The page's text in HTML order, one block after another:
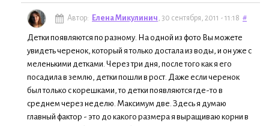
Автор: Елена Микулинич, 30 сентября, 2011 - 11:18 #
Детки появляются по разному. На одной из фото Вы можете
увидеть черенок, который я только достала из воды, и он уже с
меленькими детками. Через три дня, после того как я его
посадила в землю, детки пошли в рост. Даже если черенок
был только с корешками, то детки появляются где-то в
среднем через неделю. Максимум две. Здесь я думаю
главный фактор - это до какого размера я выращиваю корни в